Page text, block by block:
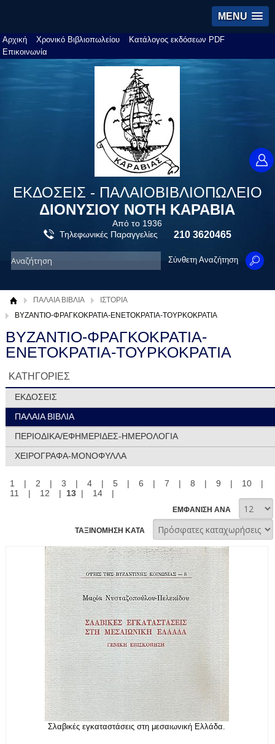
MENU
Αρχική Χρονικό Βιβλιοπωλείου
Κατάλογος εκδόσεων PDF
Επικοινωνία
ΕΚΔΟΣΕΙΣ - ΠΑΛΑΙΟΒΙΒΛΙΟΠΩΛΕΙΟ
ΔΙΟΝΥΣΙΟΥ ΝΟΤΗ ΚΑΡΑΒΙΑ
Από το 1936
Τηλεφωνικές Παραγγελίες
210 3620465
Σύνθετη Αναζήτηση
ΠΑΛΑΙΑ ΒΙΒΛΙΑ
ΙΣΤΟΡΙΑ
ΒΥΖΑΝΤΙΟ-ΦΡΑΓΚΟΚΡΑΤΙΑ-ΕΝΕΤΟΚΡΑΤΙΑ-ΤΟΥΡΚΟΚΡΑΤΙΑ
ΒΥΖΑΝΤΙΟ-ΦΡΑΓΚΟΚΡΑΤΙΑ-
ΕΝΕΤΟΚΡΑΤΙΑ-ΤΟΥΡΚΟΚΡΑΤΙΑ
ΚΑΤΗΓΟΡΙΕΣ
ΕΚΔΟΣΕΙΣ
ΠΑΛΑΙΑ ΒΙΒΛΙΑ
ΠΕΡΙΟΔΙΚΑ/ΕΦΗΜΕΡΙΔΕΣ-ΗΜΕΡΟΛΟΓΙΑ
ΧΕΙΡΟΓΡΑΦΑ-ΜΟΝΟΦΥΛΛΑ
1 | 2 | 3 | 4 | 5 | 6 | 7 | 8 | 9 | 10
|
11
| 12 | 13| 14 |
ΕΜΦΑΝΙΣΗ ΑΝΑ
ΤΑΞΙΝΟΜΗΣΗ ΚΑΤΑ
Σλαβικές εγκαταστάσεις στη μεσαιωνική Ελλάδα.